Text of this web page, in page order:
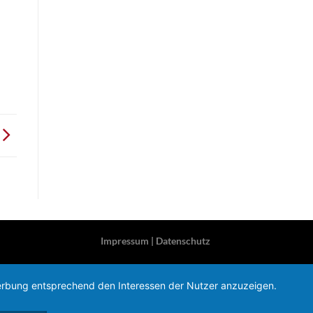
Impressum | Datenschutz
entsprechend den Interessen der Nutzer anzuzeigen.